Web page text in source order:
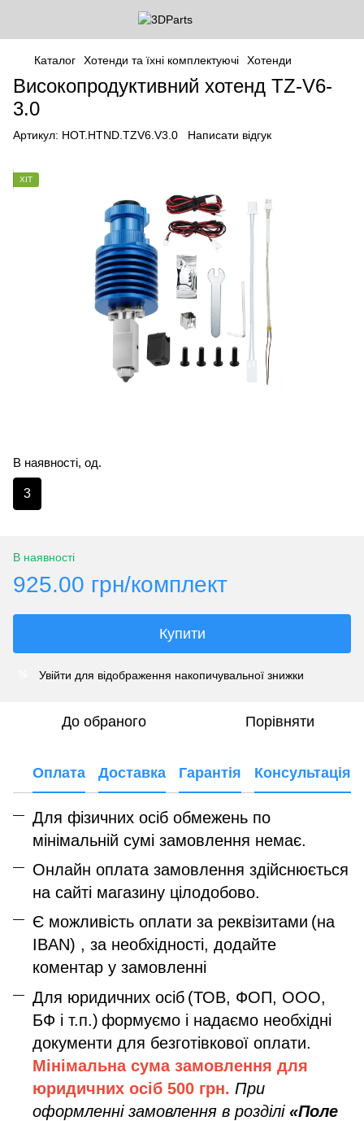
Каталог Хотенди та їхні комплектуючі Хотенди
Високопродуктивний хотенд TZ-V6-
3.0
Артикул: HOT.HTND.TZV6.V3.0 Написати відгук
ХІТ
В наявності, од.
3
В наявності
925.00 грн/комплект
Купити
Увійти для відображення накопичувальної знижки
До обраного Порівняти
Оплата Доставка Гарантія Консультація
Для фізичних осіб обмежень по
мінімальній сумі замовлення немає.
Онлайн оплата замовлення здійснюється
на сайті магазину цілодобово.
Є можливість оплати за реквізитами (на
IBAN) , за необхідності, додайте
коментар у замовленні
Для юридичних осіб (ТОВ, ФОП, ООО,
БФ і т.п.) формуємо і надаємо необхідні
документи для безготівкової оплати.
Мінімальна сума замовлення для
юридичних осіб 500 грн. При
оформленні замовлення в розділі «Поле